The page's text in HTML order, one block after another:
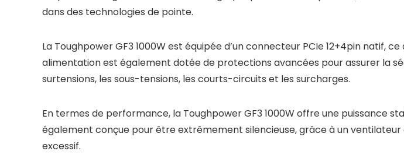
dans des technologies de pointe.
La Toughpower GF3 1000W est équipée d’un connecteur PCIe 12+4pin natif,
alimentation est également dotée de protections avancées pour assurer la
surtensions, les sous-tensions, les courts-circuits et les surcharges.
En termes de performance, la Toughpower GF3 1000W offre une puissance
également conçue pour être extrêmement silencieuse, grâce à un
excessif.